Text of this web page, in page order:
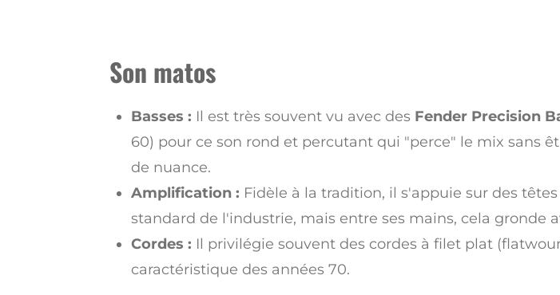
Son matos
Basses : Il est très souvent vu avec des Fender Precision
60) pour ce son rond et percutant qui "perce" le mix sans
de nuance.
Amplification : Fidèle à la tradition, il s'appuie sur des têtes
standard de l'industrie, mais entre ses mains, cela gronde
Cordes : Il privilégie souvent des cordes à filet plat
caractéristique des années 70.